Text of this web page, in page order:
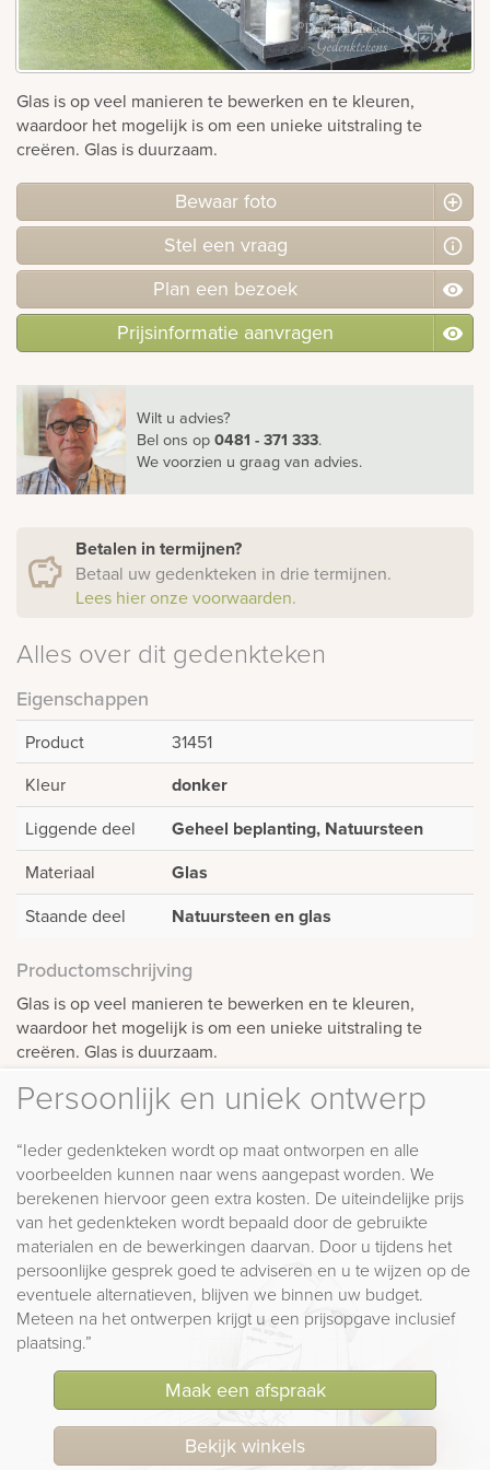
Bekijk
ook:
Glas is op veel manieren te bewerken en te kleuren,
waardoor het mogelijk is om een unieke uitstraling te
creëren. Glas is duurzaam.
Bewaar foto
Stel een vraag
Plan een bezoek
Prijsinformatie aanvragen
Wilt u advies?
Bel ons op0481 - 371 333.
We voorzien u graag van advies.
Betalen in termijnen?
Betaal uw gedenkteken in drie termijnen.
Lees hier onze voorwaarden.
Alles over dit gedenkteken
Eigenschappen
Product
31451
Kleur
donker
Liggende deel Geheel beplanting, Natuursteen
Materiaal Glas
Staande deel Natuursteen en glas
Productomschrijving
Glas is op veel manieren te bewerken en te kleuren,
waardoor het mogelijk is om een unieke uitstraling te
creëren. Glas is duurzaam.
Persoonlijk en uniek ontwerp
“Ieder gedenkteken wordt op maat ontworpen en alle
voorbeelden kunnen naar wens aangepast worden. We
berekenen hiervoor geen extra kosten. De uiteindelijke prijs
van het gedenkteken wordt bepaald door de gebruikte
materialen en de bewerkingen daarvan. Door u tijdens het
persoonlijke gesprek goed te adviseren en u te wijzen op de
eventuele alternatieven, blijven we binnen uw budget.
Meteen na het ontwerpen krijgt u een prijsopgave inclusief
plaatsing.”
Maak een afspraak
Bekijk winkels